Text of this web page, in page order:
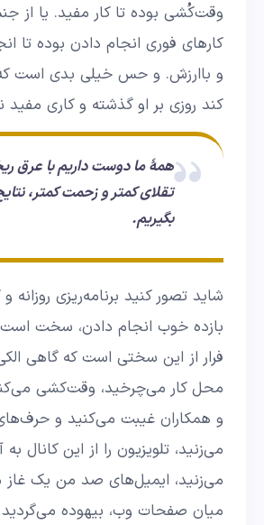
وقت‌کُشی بوده تا کار مفید. یا از
کارهای فوری انجام دادن بوده تا
و باارزش. و حس خیلی بدی است
کند روزی بر او گذشته و کاری مفید
همۀ ما دوست داریم با عرق
تقلای کمتر و زحمت کمتر،
بگیریم.
شاید تصور کنید برنامه‌ریزی روزانه
بازده خوب انجام دادن، سخت
فرار از این سختی است که گاهی
محل کار می‌چرخید، وقت‌کشی
و همکاران غیبت می‌کنید و
می‌زنید، تلویزیون را از این کانال به
می‌زنید، ایمیل‌های صد من یک غاز
میان صفحات وب، بیهوده